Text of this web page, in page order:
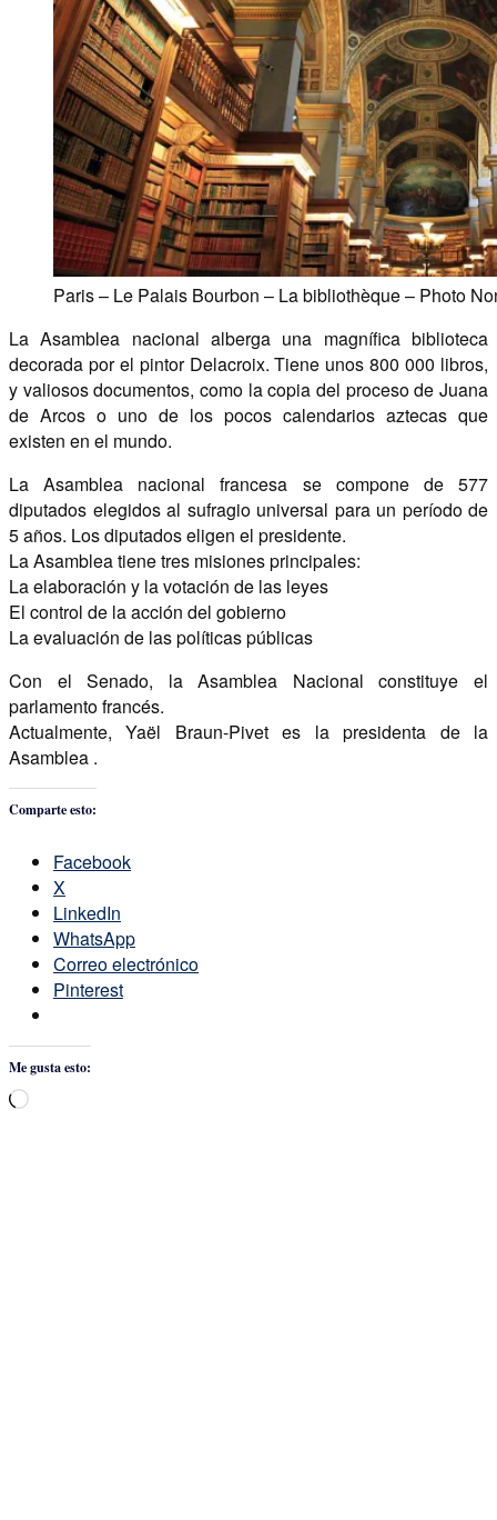
Paris – Le Palais Bourbon – La bibliothèque – Photo
La Asamblea nacional alberga una magnífica biblioteca
decorada por el pintor Delacroix. Tiene unos 800 000 libros,
y valiosos documentos, como la copia del proceso de Juana
de Arcos o uno de los pocos calendarios aztecas que
existen en el mundo.
La Asamblea nacional francesa se compone de 577
diputados elegidos al sufragio universal para un período de
5 años. Los diputados eligen el presidente.
La Asamblea tiene tres misiones principales:
La elaboración y la votación de las leyes
El control de la acción del gobierno
La evaluación de las políticas públicas
Con el Senado, la Asamblea Nacional constituye el
parlamento francés.
Actualmente, Yaël Braun-Pivet es la presidenta de la
Asamblea .
Comparte esto:
Facebook
X
LinkedIn
WhatsApp
Correo electrónico
Pinterest
Me gusta esto:
Cargando...